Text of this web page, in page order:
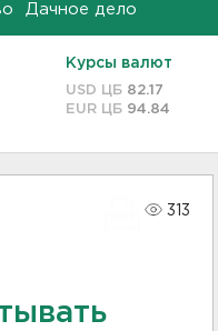
Дачное дело
Курсы валют
USD ЦБ 82.17
EUR ЦБ 94.84
313